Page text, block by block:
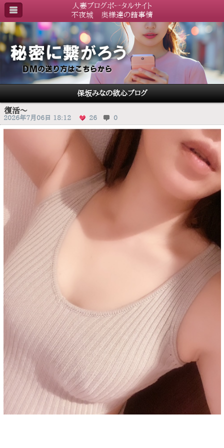
人妻ブログポータルサイト
不夜城 奥様達の諸事情
保坂みなの欲心ブログ
復活〜
2026年7月06日 18:12 26 0